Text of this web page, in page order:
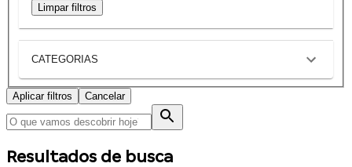
Limpar filtros
CATEGORIAS
Aplicar filtros Cancelar
Resultados de busca